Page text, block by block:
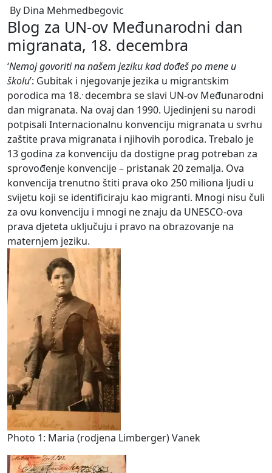
By Dina Mehmedbegovic
Blog za UN-ov Međunarodni dan
migranata, 18. decembra
‘Nemoj govoriti na našem jeziku kad dođeš po mene u
školu’: Gubitak i njegovanje jezika u migrantskim
porodica ma 18..decembra se slavi UN-ov Međunarodni
dan migranata. Na ovaj dan 1990. Ujedinjeni su narodi
potpisali Internacionalnu konvenciju migranata u svrhu
zaštite prava migranata i njihovih porodica. Trebalo je
13 godina za konvenciju da dostigne prag potreban za
sprovođenje konvencije – pristanak 20 zemalja. Ova
konvencija trenutno štiti prava oko 250 miliona ljudi u
svijetu koji se identificiraju kao migranti. Mnogi nisu čuli
za ovu konvenciju i mnogi ne znaju da UNESCO-ova
prava djeteta uključuju i pravo na obrazovanje na
maternjem jeziku.
Photo 1: Maria (rodjena Limberger) Vanek